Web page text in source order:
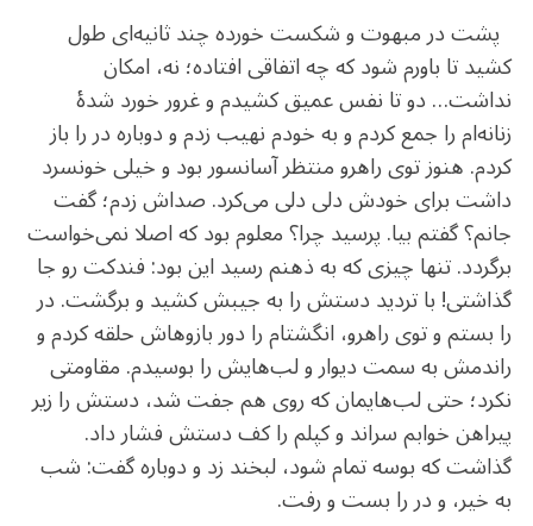
پشت در مبهوت و شکست خورده چند ثانیه‌ای طول
کشید تا باورم شود که چه اتفاقی افتاده؛ نه، امکان
نداشت… دو تا نفس عمیق کشیدم و غرور خورد شدهٔ
زنانه‌ام را جمع کردم و به خودم نهیب زدم و دوباره در را باز
کردم. هنوز توی راهرو منتظر آسانسور بود و خیلی خونسرد
داشت برای خودش دلی دلی می‌کرد. صداش زدم؛ گفت
جانم؟ گفتم بیا. پرسید چرا؟ معلوم بود که اصلا نمی‌خواست
برگردد. تنها چیزی که به ذهنم رسید این بود: فندکت رو جا
گذاشتی! با تردید دستش را به جیبش کشید و برگشت. در
را بستم و توی راهرو، انگشتام را دور بازوهاش حلقه کردم و
راندمش به سمت دیوار و لب‌هایش را بوسیدم. مقاومتی
نکرد؛ حتی لب‌هایمان که روی هم جفت شد، دستش را زیر
پیراهن خوابم سراند و کپلم را کف دستش فشار داد.
گذاشت که بوسه تمام شود، لبخند زد و دوباره گفت: شب
به خیر، و در را بست و رفت.